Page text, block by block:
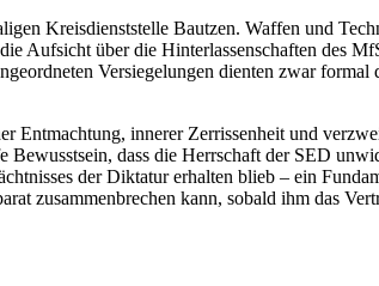
Kreisdienststelle Bautzen. Waffen und
Aufsicht über die Hinterlassenschaften des
Versiegelungen dienten zwar
Entmachtung, innerer Zerrissenheit und
dass die Herrschaft der SED
der Diktatur erhalten blieb – ein
zusammenbrechen kann, sobald ihm das